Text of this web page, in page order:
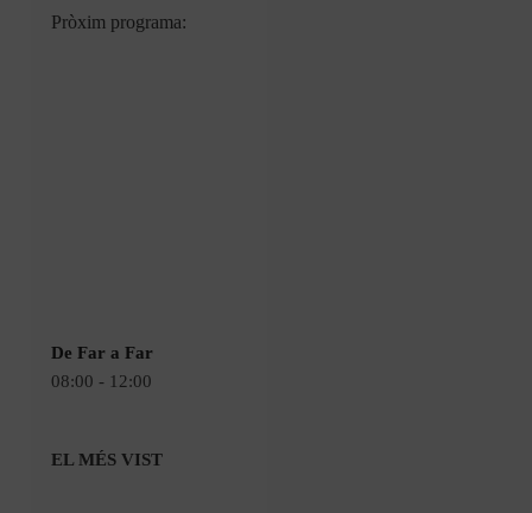
Pròxim programa:
De Far a Far
08:00 - 12:00
EL MÉS VIST